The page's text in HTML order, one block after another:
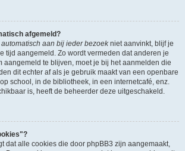
afgemeld?
aan bij ieder bezoekniet aanvinkt, blijf je
tijd aangemeld. Zo wordt vermeden dat anderen je
aangemeld te blijven, moet je bij het aanmelden die
dit echter af als je gebruik maakt van een openbare
school, in de bibliotheek, in een internetcafé, enz.
is, heeft de beheerder deze uitgeschakeld.
dat alle cookies die door phpBB3 zijn aangemaakt,